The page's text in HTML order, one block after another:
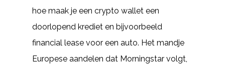
hoe maak je een crypto wallet een
doorlopend krediet en bijvoorbeeld
financial lease voor een auto. Het mandje
Europese aandelen dat Morningstar volgt,